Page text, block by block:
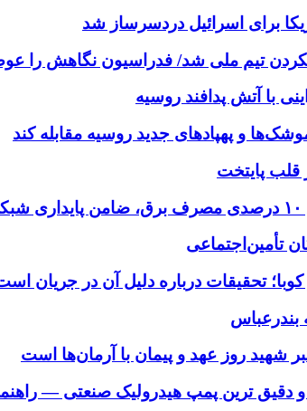
برای اسرائیل دردسرساز شد
تیم ملی شد/ فدراسیون نگاهش را
و پهپادهای جدید روسیه مقابله کند
قلب پایتخت
تحقیقات درباره دلیل آن در جریان
شهید روز عهد و پیمان با آرمان‌ها است
دقیق‌ ترین پمپ هیدرولیک صنعتی —